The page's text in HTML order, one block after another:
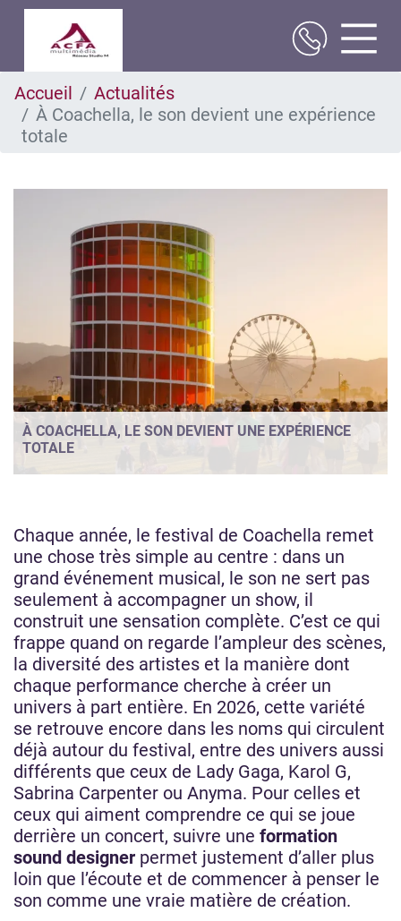
au
contenu
principal
Accueil
Actualités
À Coachella, le son devient une expérience
totale
À COACHELLA, LE SON DEVIENT UNE EXPÉRIENCE
TOTALE
Chaque année, le festival de Coachella remet
une chose très simple au centre : dans un
grand événement musical, le son ne sert pas
seulement à accompagner un show, il
construit une sensation complète. C’est ce qui
frappe quand on regarde l’ampleur des scènes,
la diversité des artistes et la manière dont
chaque performance cherche à créer un
univers à part entière. En 2026, cette variété
se retrouve encore dans les noms qui circulent
déjà autour du festival, entre des univers aussi
différents que ceux de Lady Gaga, Karol G,
Sabrina Carpenter ou Anyma. Pour celles et
ceux qui aiment comprendre ce qui se joue
derrière un concert, suivre une formation
sound designer permet justement d’aller plus
loin que l’écoute et de commencer à penser le
son comme une vraie matière de création.